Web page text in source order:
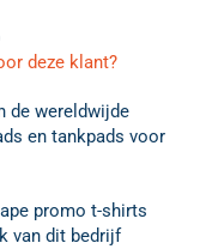
deze klant?
de wereldwijde
en tankpads voor
promo t-shirts
van dit bedrijf